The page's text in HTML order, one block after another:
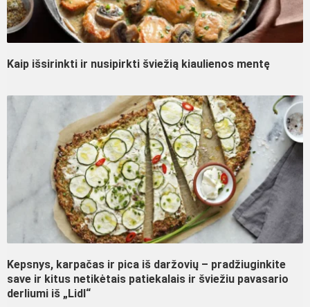
Kaip išsirinkti ir nusipirkti šviežią kiaulienos mentę
Kepsnys, karpačas ir pica iš daržovių – pradžiuginkite
save ir kitus netikėtais patiekalais ir šviežiu pavasario
derliumi iš „Lidl“